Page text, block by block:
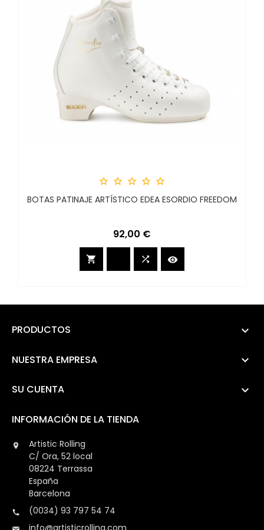
    
BOTAS PATINAJE ARTÍSTICO EDEA ESORDIO FREEDOM
Precio
92,00 €
  
PRODUCTOS 
NUESTRA EMPRESA 
SU CUENTA 
INFORMACIÓN DE LA TIENDA

Artistic Rolling
C/ Ora, 52 local
08224 Terrassa
España
Barcelona
 (0034) 93 797 54 74
info@artisticrolling.com